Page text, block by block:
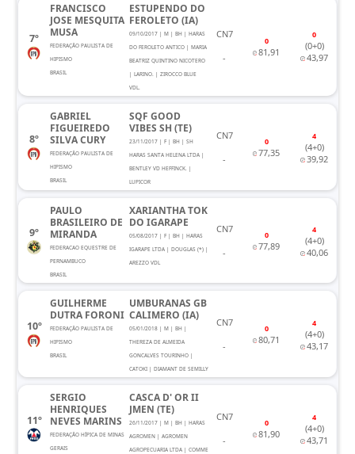
7º
FRANCISCO
JOSE MESQUITA
MUSA
FEDERAÇÃO PAULISTA DE
HIPISMO
BRASIL
ESTUPENDO DO
FEROLETO (IA)
09/10/2017 | M | BH | HARAS
DO FEROLETO ANTICO | MARIA
BEATRIZ QUINTINO NICOTERO
| LARINO. | ZIROCCO BLUE
VDL.
CN7
-
0
81,91
0
(0+0)
43,97
8º
GABRIEL
FIGUEIREDO
SILVA CURY
FEDERAÇÃO PAULISTA DE
HIPISMO
BRASIL
SQF GOOD
VIBES SH (TE)
23/11/2017 | F | BH | SH
HARAS SANTA HELENA LTDA |
BENTLEY VD HEFFINCK. |
LUPICOR
CN7
-
0
77,35
4
(4+0)
39,92
9º
PAULO
BRASILEIRO DE
MIRANDA
FEDERACAO EQUESTRE DE
PERNAMBUCO
BRASIL
XARIANTHA TOK
DO IGARAPE
05/08/2017 | F | BH | HARAS
IGARAPE LTDA | DOUGLAS (*) |
AREZZO VDL
CN7
-
0
77,89
4
(4+0)
40,06
10º
GUILHERME
DUTRA FORONI
FEDERAÇÃO PAULISTA DE
HIPISMO
BRASIL
UMBURANAS GB
CALIMERO (IA)
05/01/2018 | M | BH |
THEREZA DE ALMEIDA
GONCALVES TOURINHO |
CATOKI | DIAMANT DE SEMILLY
CN7
-
0
80,71
4
(4+0)
43,17
11º
SERGIO
HENRIQUES
NEVES MARINS
FEDERAÇÃO HÍPICA DE MINAS
GERAIS
CASCA D' OR II
JMEN (TE)
26/11/2017 | M | BH | HARAS
AGROMEN | AGROMEN
AGROPECUARIA LTDA | COMME
CN7
-
0
81,90
4
(4+0)
43,71